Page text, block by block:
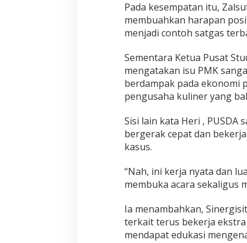
Pada kesempatan itu,
membuahkan harapan
menjadi contoh satgas
Sementara Ketua Pusat
mengatakan isu PMK
berdampak pada ekonomi
pengusaha kuliner yang
Sisi lain kata Heri , PUSDA
bergerak cepat dan
kasus.
“Nah, ini kerja nyata dan
membuka acara sekaligus
Ia menambahkan,
terkait terus bekerja ekstra
mendapat edukasi